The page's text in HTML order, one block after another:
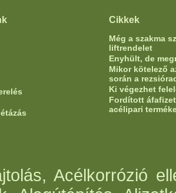
Cikkek
Még a szakma
liftrendelet
Enyhült, de
Mikor kötelező
során a
Ki végezhet
Fordított
acélipari
Acélkorrózió